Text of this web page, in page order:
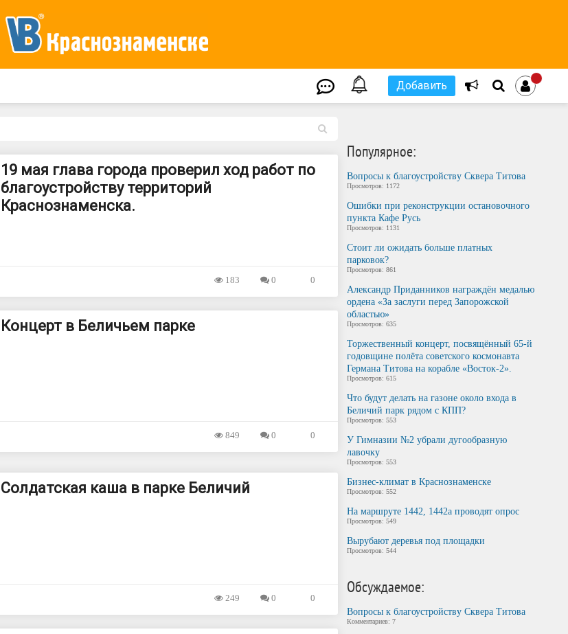
Добавить
L
19 мая глава города проверил ход работ по
благоустройству территорий
Краснознаменска.
0
0
183
Концерт в Беличьем парке
0
0
849
Солдатская каша в парке Беличий
0
0
249
Популярное:
Вопросы к благоустройству Сквера Титова
Просмотров: 1172
Ошибки при реконструкции остановочного
пункта Кафе Русь
Просмотров: 1131
Стоит ли ожидать больше платных
парковок?
Просмотров: 861
Александр Приданников награждён медалью
ордена «За заслуги перед Запорожской
областью»
Просмотров: 635
Торжественный концерт, посвящённый 65-й
годовщине полёта советского космонавта
Германа Титова на корабле «Восток-2».
Просмотров: 615
Что будут делать на газоне около входа в
Беличий парк рядом с КПП?
Просмотров: 553
У Гимназии №2 убрали дугообразную
лавочку
Просмотров: 553
Бизнес-климат в Краснознаменске
Просмотров: 552
На маршруте 1442, 1442а проводят опрос
Просмотров: 549
Вырубают деревья под площадки
Просмотров: 544
Обсуждаемое:
Вопросы к благоустройству Сквера Титова
Комментариев: 7